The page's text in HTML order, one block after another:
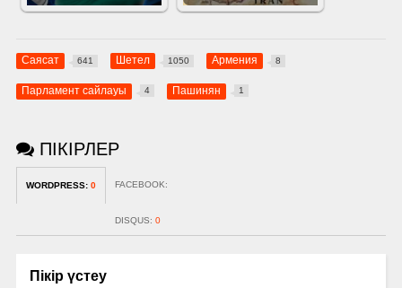
Саясат 641 Шетел 1050 Армения 8
Парламент сайлауы 4 Пашинян 1
ПІКІРЛЕР
WORDPRESS: 0 FACEBOOK:
DISQUS: 0
Пікір үстеу